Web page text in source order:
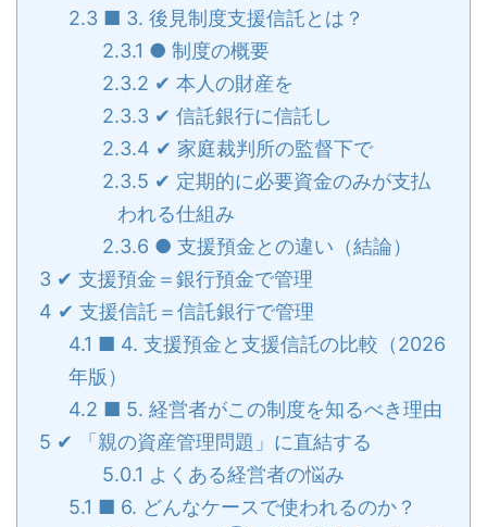
2.3 ■ 3. 後見制度支援信託とは？
2.3.1 ● 制度の概要
2.3.2 ✔ 本人の財産を
2.3.3✔ 信託銀行に信託し
2.3.4 ✔ 家庭裁判所の監督下で
2.3.5 ✔ 定期的に必要資金のみが支払
われる仕組み
2.3.6 ● 支援預金との違い（結論）
3 ✔ 支援預金＝銀行預金で管理
4 ✔ 支援信託＝信託銀行で管理
4.1 ■ 4. 支援預金と支援信託の比較（2026
年版）
4.2 ■ 5. 経営者がこの制度を知るべき理由
5 ✔ 「親の資産管理問題」に直結する
5.0.1 よくある経営者の悩み
5.1 ■ 6. どんなケースで使われるのか？